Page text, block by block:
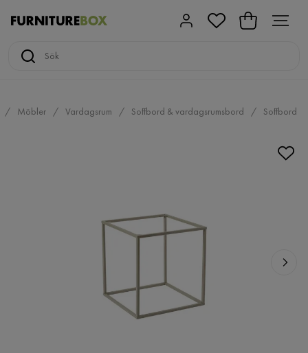
Möbler Vardagsrum Soffbord & vardagsrumsbord Soffbord